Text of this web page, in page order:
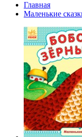
Главная
Маленькие